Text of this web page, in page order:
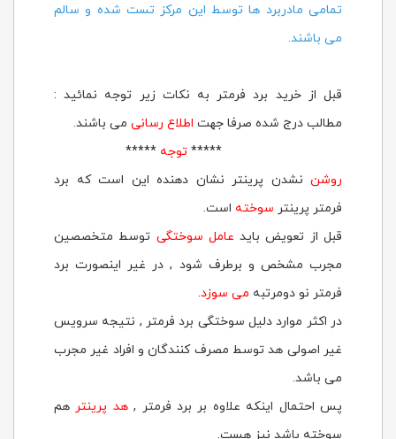
تمامی مادربرد ها توسط این مرکز تست شده و سالم
می باشند.
قبل از خرید برد فرمتر به نکات زیر توجه نمائید :
مطالب درج شده صرفا جهت اطلاع رسانی می باشند.
***** توجه *****
روشن نشدن پرینتر نشان دهنده این است که برد
فرمتر پرینتر سوخته است.
قبل از تعویض باید عامل سوختگی توسط متخصصین
مجرب مشخص و برطرف شود , در غیر اینصورت برد
فرمتر نو دومرتبه می سوزد.
در اکثر موارد دلیل سوختگی برد فرمتر , نتیجه سرویس
غیر اصولی هد توسط مصرف کنندگان و افراد غیر مجرب
می باشد.
پس احتمال اینکه علاوه بر برد فرمتر ,هد پرینتر هم
سوخته باشد نیز هست.